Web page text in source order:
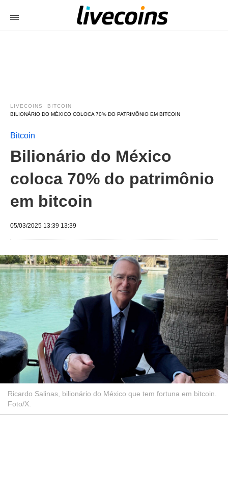
LIVECOINS
BITCOIN
BILIONÁRIO DO MÉXICO COLOCA 70% DO PATRIMÔNIO EM BITCOIN
Bitcoin
Bilionário do México
coloca 70% do patrimônio
em bitcoin
05/03/2025 13:39 13:39
Ricardo Salinas, bilionário do México que tem fortuna em bitcoin.
Foto/X.